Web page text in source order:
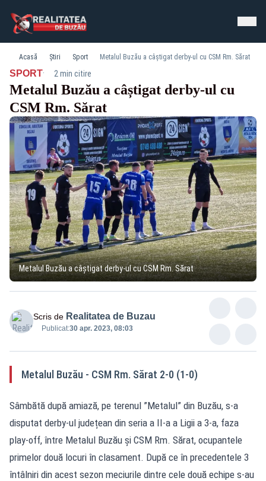
Acasă Știri Sport Metalul Buzău a câștigat derby-ul cu CSM Rm. Sărat
SPORT· 2 min citire
Metalul Buzău a câștigat derby-ul cu
CSM Rm. Sărat
Metalul Buzău a câștigat derby-ul cu CSM Rm. Sărat
Scris de Realitatea de Buzau
Publicat:30 apr. 2023, 08:03
Metalul Buzău - CSM Rm. Sărat 2-0 (1-0)
Sâmbătă după amiază, pe terenul ”Metalul” din Buzău, s-a
disputat derby-ul județean din seria a II-a a Ligii a 3-a, faza
play-off, între Metalul Buzău și CSM Rm. Sărat, ocupantele
primelor două locuri în clasament. După ce în precedentele 3
întâlniri din acest sezon meciurile dintre cele două echipe s-au